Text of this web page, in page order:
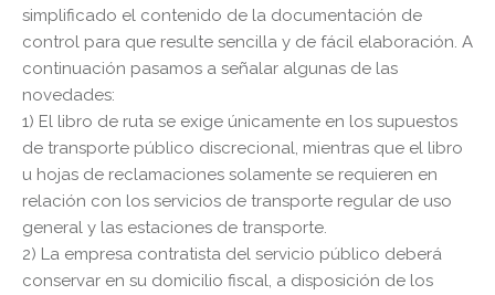
simplificado el contenido de la documentación de
control para que resulte sencilla y de fácil elaboración. A
continuación pasamos a señalar algunas de las
novedades:
1) El libro de ruta se exige únicamente en los supuestos
de transporte público discrecional, mientras que el libro
u hojas de reclamaciones solamente se requieren en
relación con los servicios de transporte regular de uso
general y las estaciones de transporte.
2) La empresa contratista del servicio público deberá
conservar en su domicilio fiscal, a disposición de los